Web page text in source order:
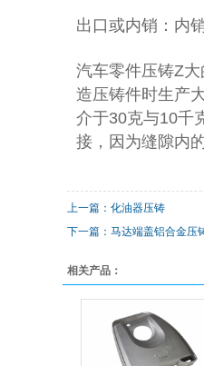
出口或内销：内
汽车零件压铸Z
造压铸件时生产
介于30克与10千
接，因为缝隙内
上一篇：化油器压铸
下一篇：马达端盖铝合金压
相关产品：